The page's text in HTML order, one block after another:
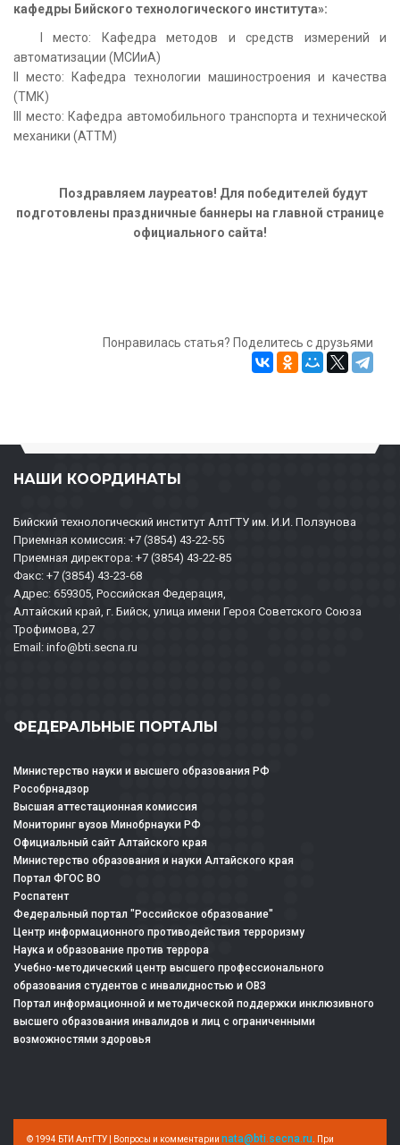
кафедры Бийского технологического института»:
I место: Кафедра методов и средств измерений и
автоматизации (МСИиА)
II место: Кафедра технологии машиностроения и качества
(ТМК)
III место: Кафедра автомобильного транспорта и технической
механики (АТТМ)
Поздравляем лауреатов! Для победителей будут
подготовлены праздничные баннеры на главной странице
официального сайта!
Понравилась статья? Поделитесь с друзьями
НАШИ КООРДИНАТЫ
Бийский технологический институт АлтГТУ им. И.И. Ползунова
Приемная комиссия: +7 (3854) 43-22-55
Приемная директора: +7 (3854) 43-22-85
Факс: +7 (3854) 43-23-68
Адрес: 659305, Российская Федерация,
Алтайский край, г. Бийск, улица имени Героя Советского Союза
Трофимова, 27
Email: info@bti.secna.ru
ФЕДЕРАЛЬНЫЕ ПОРТАЛЫ
Министерство науки и высшего образования РФ
Рособрнадзор
Высшая аттестационная комиссия
Мониторинг вузов Минобрнауки РФ
Официальный сайт Алтайского края
Министерство образования и науки Алтайского края
Портал ФГОС ВО
Роспатент
Федеральный портал "Российское образование"
Центр информационного противодействия терроризму
Наука и образование против террора
Учебно-методический центр высшего профессионального
образования студентов с инвалидностью и ОВЗ
Портал информационной и методической поддержки инклюзивного
высшего образования инвалидов и лиц с ограниченными
возможностями здоровья
© 1994 БТИ АлтГТУ | Вопросы и комментарии nata@bti.secna.ru . При